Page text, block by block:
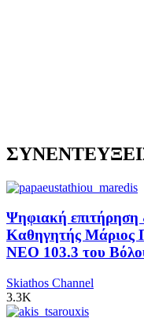
Ψηφιακή επιτήρηση
Καθηγητής Μάριος
NEO 103.3 του
Skiathos Channel
3.3K